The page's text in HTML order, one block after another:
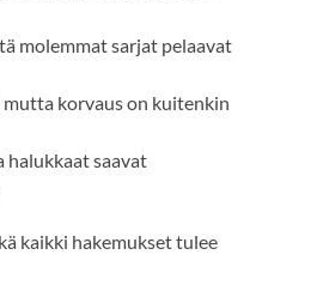
molemmat sarjat pelaavat
korvaus on kuitenkin
halukkaat saavat
kaikki hakemukset tulee